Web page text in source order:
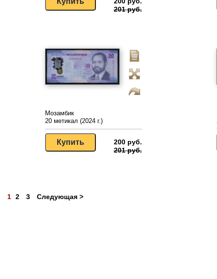
201 руб.
Мозамбик
20 метикал (2024 г.)
200 руб.
201 руб.
1 2 3 Следующая >